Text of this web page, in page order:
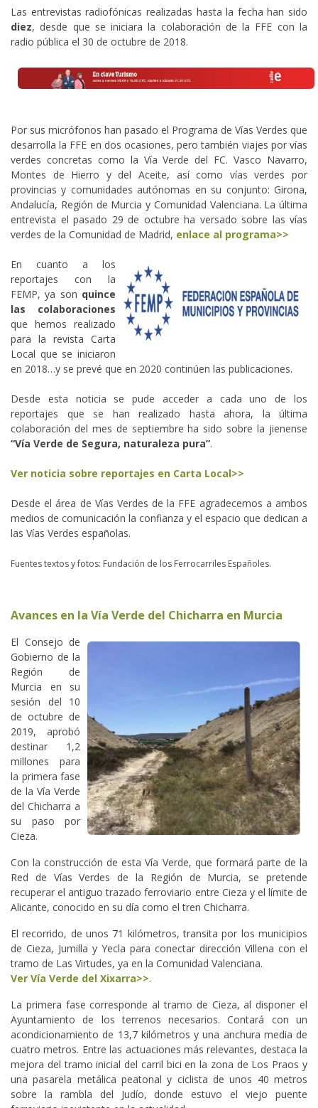
Las entrevistas radiofónicas realizadas hasta la fecha han sido
diez, desde que se iniciara la colaboración de la FFE con la
radio pública el 30 de octubre de 2018.
Por sus micrófonos han pasado el Programa de Vías Verdes que
desarrolla la FFE en dos ocasiones, pero también viajes por vías
verdes concretas como la Vía Verde del FC. Vasco Navarro,
Montes de Hierro y del Aceite, así como vías verdes por
provincias y comunidades autónomas en su conjunto: Girona,
Andalucía, Región de Murcia y Comunidad Valenciana. La última
entrevista el pasado 29 de octubre ha versado sobre las vías
verdes de la Comunidad de Madrid, enlace al programa>>
En cuanto a los
reportajes con la
FEMP, ya son quince
las colaboraciones
que hemos realizado
para la revista Carta
Local que se iniciaron
en 2018…y se prevé que en 2020 continúen las publicaciones.
Desde esta noticia se pude acceder a cada uno de los
reportajes que se han realizado hasta ahora, la última
colaboración del mes de septiembre ha sido sobre la jienense
“Vía Verde de Segura, naturaleza pura”.
Ver noticia sobre reportajes en Carta Local>>
Desde el área de Vías Verdes de la FFE agradecemos a ambos
medios de comunicación la confianza y el espacio que dedican a
las Vías Verdes españolas.
Fuentes textos y fotos: Fundación de los Ferrocarriles Españoles.
Avances en la Vía Verde del Chicharra en Murcia
El Consejo de
Gobierno de la
Región de
Murcia en su
sesión del 10
de octubre de
2019, aprobó
destinar 1,2
millones para
la primera fase
de la Vía Verde
del Chicharra a
su paso por
Cieza.
Con la construcción de esta Vía Verde, que formará parte de la
Red de Vías Verdes de la Región de Murcia, se pretende
recuperar el antiguo trazado ferroviario entre Cieza y el límite de
Alicante, conocido en su día como el tren Chicharra.
El recorrido, de unos 71 kilómetros, transita por los municipios
de Cieza, Jumilla y Yecla para conectar dirección Villena con el
tramo de Las Virtudes, ya en la Comunidad Valenciana.
Ver Vía Verde del Xixarra>>.
La primera fase corresponde al tramo de Cieza, al disponer el
Ayuntamiento de los terrenos necesarios. Contará con un
acondicionamiento de 13,7 kilómetros y una anchura media de
cuatro metros. Entre las actuaciones más relevantes, destaca la
mejora del tramo inicial del carril bici en la zona de Los Praos y
una pasarela metálica peatonal y ciclista de unos 40 metros
sobre la rambla del Judío, donde estuvo el viejo puente